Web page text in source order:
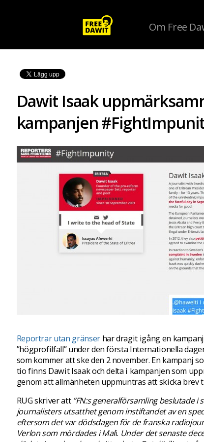
Om Free
Dawit Isaak
kampanjen
Reportrar utan gränser har dragit igång en
”högprofilfall” under den första Internationella
som kommer att ske den 2 november. En kampanj
tio finns Dawit Isaak och delta i kampanjen som
genom att allmänheten uppmuntras att skicka brev
RUG skriver att ”FN:s generalförsamling beslutade
journalisters utsatthet genom instiftandet av en
eftersom det var dödsdagen för de franska
Verlon som mördades i Mali. Under det senaste